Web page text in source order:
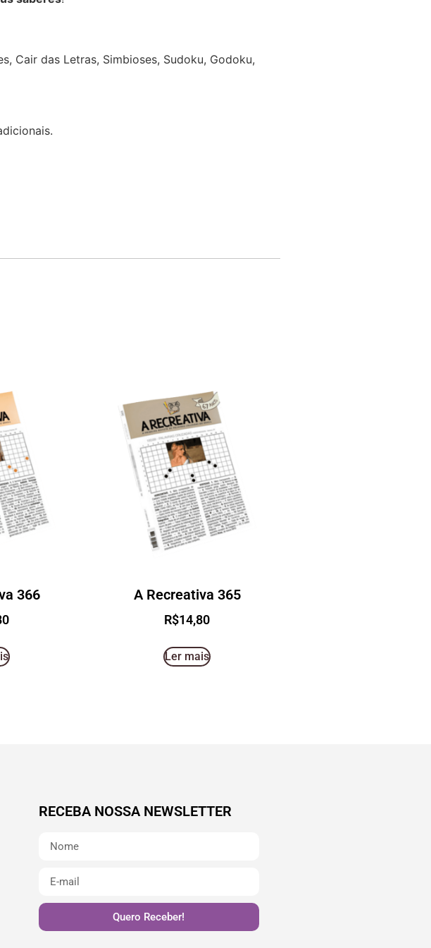
Cair das Letras, Simbioses, Sudoku, Godoku,
366 A Recreativa 365
R$14,80
Ler mais
RECEBA NOSSA NEWSLETTER
Quero Receber!